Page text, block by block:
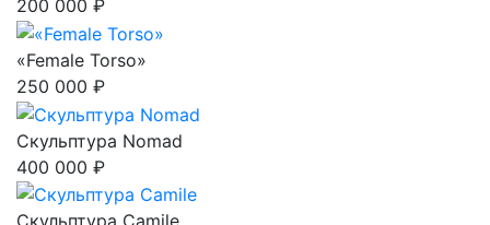
200 000 ₽
«Female Torso»
250 000 ₽
Скульптура Nomad
400 000 ₽